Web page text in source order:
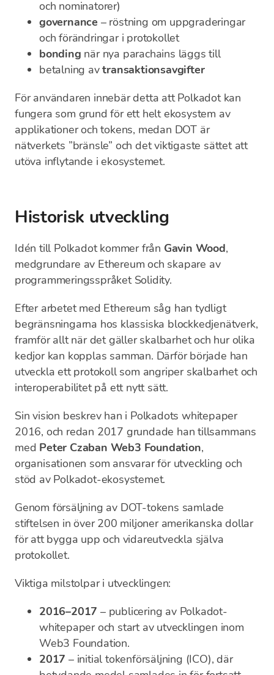
och nominatorer)
governance – röstning om uppgraderingar
och förändringar i protokollet
bonding när nya parachains läggs till
betalning avtransaktionsavgifter
För användaren innebär detta att Polkadot kan
fungera som grund för ett helt ekosystem av
applikationer och tokens, medan DOT är
nätverkets ”bränsle” och det viktigaste sättet att
utöva inflytande i ekosystemet.
Historisk utveckling
Idén till Polkadot kommer från Gavin Wood,
medgrundare av Ethereum och skapare av
programmeringsspråket Solidity.
Efter arbetet med Ethereum såg han tydligt
begränsningarna hos klassiska blockkedjenätverk,
framför allt när det gäller skalbarhet och hur olika
kedjor kan kopplas samman. Därför började han
utveckla ett protokoll som angriper skalbarhet och
interoperabilitet på ett nytt sätt.
Sin vision beskrev han i Polkadots whitepaper
2016, och redan 2017 grundade han tillsammans
med Peter Czaban Web3 Foundation,
organisationen som ansvarar för utveckling och
stöd av Polkadot-ekosystemet.
Genom försäljning av DOT-tokens samlade
stiftelsen in över 200 miljoner amerikanska dollar
för att bygga upp och vidareutveckla själva
protokollet.
Viktiga milstolpar i utvecklingen:
2016–2017 – publicering av Polkadot-
whitepaper och start av utvecklingen inom
Web3 Foundation.
2017 – initial tokenförsäljning (ICO), där